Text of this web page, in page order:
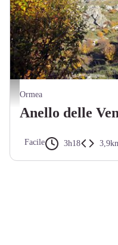
Scorcio autunnale salendo al
Ormea
Anello delle
Facile 3h18